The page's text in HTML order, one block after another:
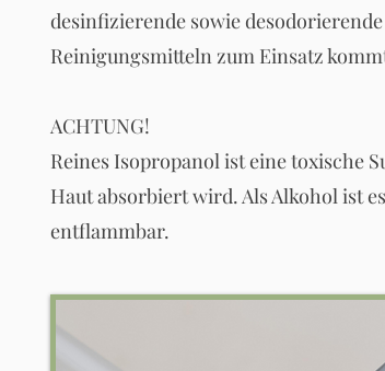
desinfizierende sowie
Reinigungsmitteln zum Einsatz
ACHTUNG!
Reines Isopropanol ist eine toxische
Haut absorbiert wird. Als Alkohol ist
entflammbar.